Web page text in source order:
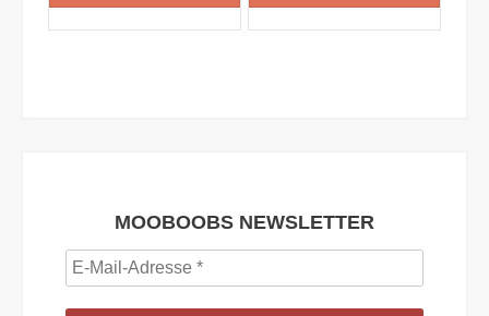
MOOBOOBS NEWSLETTER
E-
Mail-
Adresse